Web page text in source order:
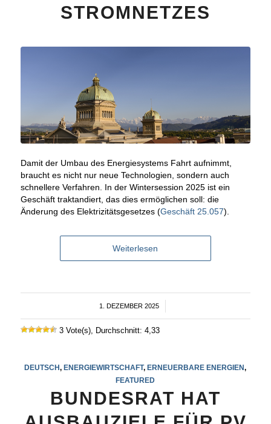
STROMNETZES
Damit der Umbau des Energiesystems Fahrt aufnimmt,
braucht es nicht nur neue Technologien, sondern auch
schnellere Verfahren. In der Wintersession 2025 ist ein
Geschäft traktandiert, das dies ermöglichen soll: die
Änderung des Elektrizitätsgesetzes (Geschäft 25.057).
Weiterlesen
1. DEZEMBER 2025
/
3 Vote(s), Durchschnitt: 4,33
DEUTSCH,ENERGIEWIRTSCHAFT,ERNEUERBARE ENERGIEN,
FEATURED
BUNDESRAT HAT